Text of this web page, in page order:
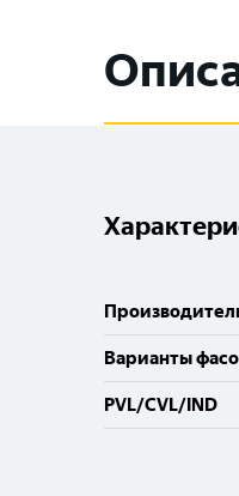
Варианты
PVL/CVL/IND